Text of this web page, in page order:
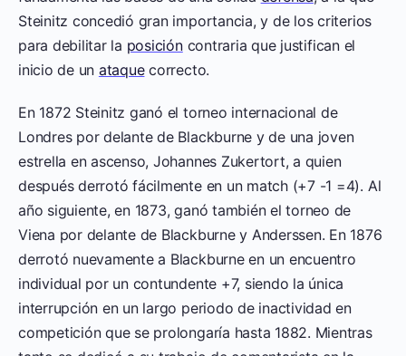
Steinitz concedió gran importancia, y de los criterios
para debilitar la posicióncontraria que justifican el
inicio de un ataquecorrecto.
En 1872 Steinitz ganó el torneo internacional de
Londres por delante de Blackburne y de una joven
estrella en ascenso, Johannes Zukertort, a quien
después derrotó fácilmente en un match (+7 -1 =4). Al
año siguiente, en 1873, ganó también el torneo de
Viena por delante de Blackburne y Anderssen. En 1876
derrotó nuevamente a Blackburne en un encuentro
individual por un contundente +7, siendo la única
interrupción en un largo periodo de inactividad en
competición que se prolongaría hasta 1882. Mientras